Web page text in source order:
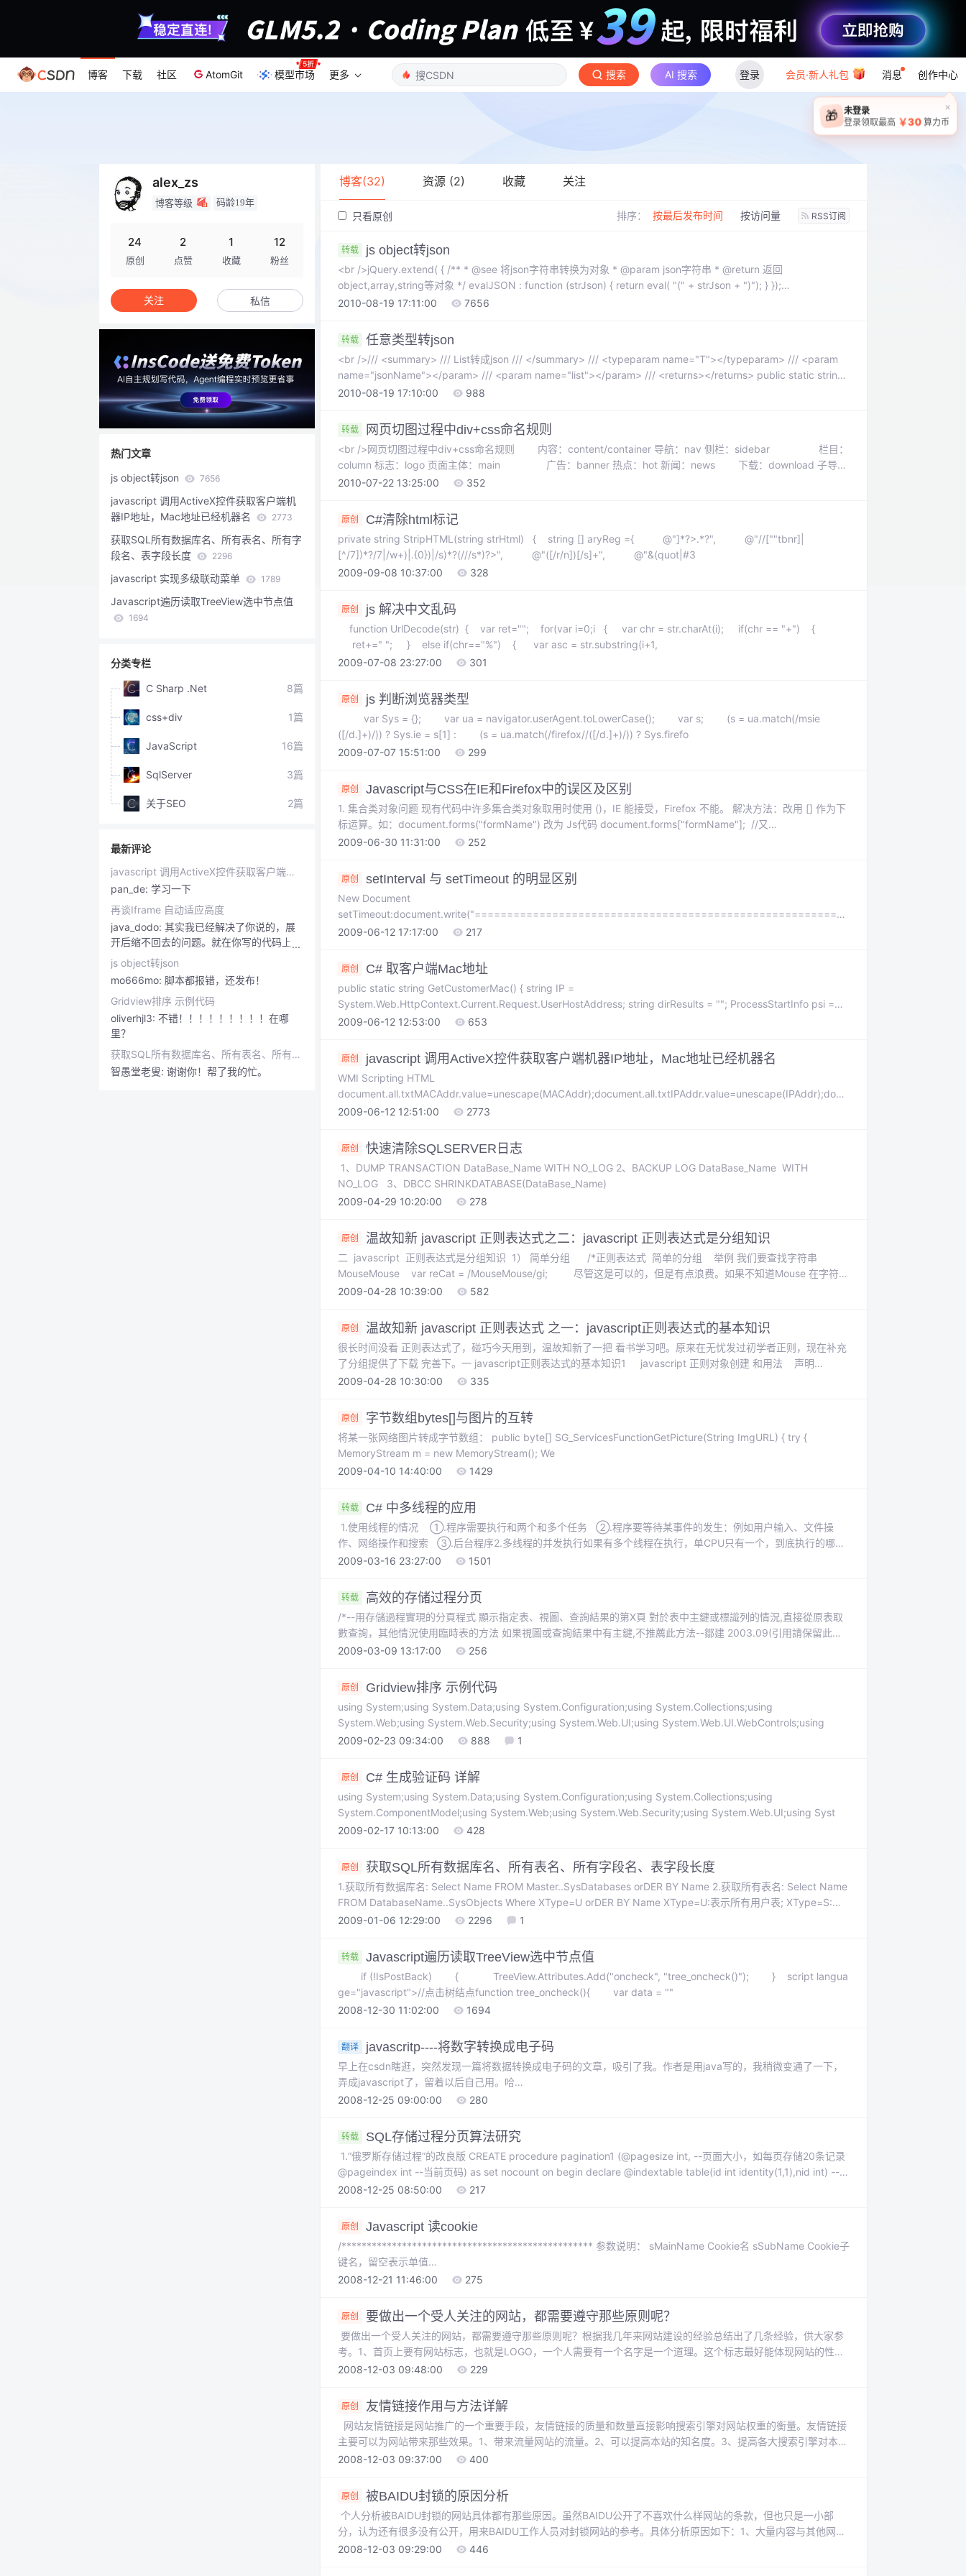
博客 下载 社区 AtomGit 模型市场 更多 搜索 AI 搜索 登录 会员·新人礼包 消息 创作中心
×
🎁 未登录
登录领取最高 ￥30 算力币
博客(32) 资源 (2) 收藏 关注
只看原创 排序： 按最后发布时间 按访问量 RSS订阅
转载 js object转json
<br />jQuery.extend( { /** * @see 将json字符串转换为对象 * @param json字符串 * @return 返回
object,array,string等对象 */ evalJSON : function (strJson) { return eval( "(" + strJson + ")"); } });
jQuery.extend( { /** * @see
2010-08-19 17:11:00 7656
转载 任意类型转json
<br />/// <summary> /// List转成json /// </summary> /// <typeparam name="T"></typeparam> /// <param
name="jsonName"></param> /// <param name="list"></param> /// <returns></returns> public static string
ListToJson<T>(IList<T> list
2010-08-19 17:10:00 988
转载 网页切图过程中div+css命名规则
<br />网页切图过程中div+css命名规则 内容：content/container 导航：nav 侧栏：sidebar 栏目：
column 标志：logo 页面主体：main 广告：banner 热点：hot 新闻：news 下载：download 子导
航：subnav 菜单：menu 搜索：search 页脚：footer 滚动：scroll 版权：copyright 友情链接：friendlink
2010-07-22 13:25:00 352
原创 C#清除html标记
private string StripHTML(string strHtml) { string [] aryReg ={ @"]*?>.*?", @"//[""tbnr]|
[^/7])*?/7|/w+)|.{0})|/s)*?(///s*)?>", @"([/r/n])[/s]+", @"&(quot|#3
2009-09-08 10:37:00
328
原创 js 解决中文乱码
function UrlDecode(str) { var ret=""; for(var i=0;i { var chr = str.charAt(i); if(chr == "+") {
ret+=" "; } else if(chr=="%") { var asc = str.substring(i+1,
2009-07-08 23:27:00
301
原创 js 判断浏览器类型
var Sys = {}; var ua = navigator.userAgent.toLowerCase(); var s; (s = ua.match(/msie
([/d.]+)/)) ? Sys.ie = s[1] : (s = ua.match(/firefox//([/d.]+)/)) ? Sys.firefo
2009-07-07 15:51:00
299
原创 Javascript与CSS在IE和Firefox中的误区及区别
1. 集合类对象问题 现有代码中许多集合类对象取用时使用 ()，IE 能接受，Firefox 不能。 解决方法：改用 [] 作为下
标运算。如：document.forms("formName") 改为 Js代码 document.forms["formName"]; //又
如： document.getElementsByName("inputName")(1);
2009-06-30 11:31:00 252
原创 setInterval 与 setTimeout 的明显区别
New Document
setTimeout:document.write("==========================================================
==============================")setInterval:<!--function showTime()
2009-06-12 17:17:00 217
原创 C# 取客户端Mac地址
public static string GetCustomerMac() { string IP =
System.Web.HttpContext.Current.Request.UserHostAddress; string dirResults = ""; ProcessStartInfo psi =
new Process
2009-06-12 12:53:00 653
原创 javascript 调用ActiveX控件获取客户端机器IP地址，Mac地址已经机器名
WMI Scripting HTML
document.all.txtMACAddr.value=unescape(MACAddr);document.all.txtIPAddr.value=unescape(IPAddr);docu
ment.all.txtDNSName.value=unescape(sDNSName);if(objObject.IPEna
2009-06-12 12:51:00 2773
原创 快速清除SQLSERVER日志
1、DUMP TRANSACTION DataBase_Name WITH NO_LOG 2、BACKUP LOG DataBase_Name WITH
NO_LOG 3、DBCC SHRINKDATABASE(DataBase_Name)
2009-04-29 10:20:00
278
原创 温故知新 javascript 正则表达式之二：javascript 正则表达式是分组知识
二 javascript 正则表达式是分组知识 1） 简单分组 /*正则表达式 简单的分组 举例 我们要查找字符串
MouseMouse var reCat = /MouseMouse/gi; 尽管这是可以的，但是有点浪费。如果不知道Mouse 在字符串
中到底出现几次时该怎么办，如果重复多次呢。 var reCat = /(m
2009-04-28 10:39:00 582
原创 温故知新 javascript 正则表达式 之一：javascript正则表达式的基本知识
很长时间没看 正则表达式了，碰巧今天用到，温故知新了一把 看书学习吧。原来在无忧发过初学者正则，现在补充
了分组提供了下载 完善下。一 javascript正则表达式的基本知识1 javascript 正则对象创建 和用法 声明
javascript 正则表达式 var reCat = new RegExp("cat"); 你也可以 var reCat
2009-04-28 10:30:00 335
原创 字节数组bytes[]与图片的互转
将某一张网络图片转成字节数组： public byte[] SG_ServicesFunctionGetPicture(String ImgURL) { try {
MemoryStream m = new MemoryStream(); We
2009-04-10 14:40:00
1429
转载 C# 中多线程的应用
1.使用线程的情况 ①.程序需要执行和两个和多个任务 ②.程序要等待某事件的发生：例如用户输入、文件操
作、网络操作和搜索 ③.后台程序2.多线程的并发执行如果有多个线程在执行，单CPU只有一个，到底执行的哪
个？①.如果一个线程连续占用CPU资源时间过长，其它的资源得不到执行， 则系统会强制的切换执行其它线
2009-03-16 23:27:00 1501
转载 高效的存储过程分页
/*--用存儲過程實現的分頁程式 顯示指定表、視圖、查詢結果的第X頁 對於表中主鍵或標識列的情況,直接從原表取
數查詢，其他情況使用臨時表的方法 如果視圖或查詢結果中有主鍵,不推薦此方法--鄒建 2003.09(引用請保留此資
訊)--*//**//*--調用示例 select top 20 * from product_schedule where brand=oemexec p
2009-03-09 13:17:00 256
原创 Gridview排序 示例代码
using System;using System.Data;using System.Configuration;using System.Collections;using
System.Web;using System.Web.Security;using System.Web.UI;using System.Web.UI.WebControls;using
2009-02-23 09:34:00
888 1
原创 C# 生成验证码 详解
using System;using System.Data;using System.Configuration;using System.Collections;using
System.ComponentModel;using System.Web;using System.Web.Security;using System.Web.UI;using Syst
2009-02-17 10:13:00
428
原创 获取SQL所有数据库名、所有表名、所有字段名、表字段长度
1.获取所有数据库名: Select Name FROM Master..SysDatabases orDER BY Name 2.获取所有表名: Select Name
FROM DatabaseName..SysObjects Where XType=U orDER BY Name XType=U:表示所有用户表; XType=S:表
示所有系统表; 3.获取所有字段名: Selec
2009-01-06 12:29:00 2296 1
转载 Javascript遍历读取TreeView选中节点值
if (!IsPostBack) { TreeView.Attributes.Add("oncheck", "tree_oncheck()"); } script langua
ge="javascript">//点击树结点function tree_oncheck(){ var data = ""
2008-12-30 11:02:00
1694
翻译 javascritp----将数字转换成电子码
早上在csdn瞎逛，突然发现一篇将数据转换成电子码的文章，吸引了我。作者是用java写的，我稍微变通了一下，
弄成javascript了，留着以后自己用。哈
哈"text/javascript">function get(i) { var graph = ""; if (i != 1 && i != 4) { graph = graph + " _"; }
2008-12-25 09:00:00 280
转载 SQL存储过程分页算法研究
1.“俄罗斯存储过程”的改良版 CREATE procedure pagination1 (@pagesize int, --页面大小，如每页存储20条记录
@pageindex int --当前页码) as set nocount on begin declare @indextable table(id int identity(1,1),nid int) --定
义表变量 declare @
2008-12-25 08:50:00 217
原创 Javascript 读cookie
/************************************************** 参数说明： sMainName Cookie名 sSubName Cookie子
键名，留空表示单值
Cookie **************************************************/ function GetCookie(sMainNa
2008-12-21 11:46:00 275
原创 要做出一个受人关注的网站，都需要遵守那些原则呢？
要做出一个受人关注的网站，都需要遵守那些原则呢？根据我几年来网站建设的经验总结出了几条经验，供大家参
考。1、首页上要有网站标志，也就是LOGO，一个人需要有一个名字是一个道理。这个标志最好能体现网站的性
质，让用户留下印象，能够留下一些老用户。2、TITLE和MATE是必须要写的，能够做好这两项，就等于把你的网
2008-12-03 09:48:00 229
原创 友情链接作用与方法详解
网站友情链接是网站推广的一个重要手段，友情链接的质量和数量直接影响搜索引擎对网站权重的衡量。友情链接
主要可以为网站带来那些效果。1、带来流量网站的流量。2、可以提高本站的知名度。3、提高各大搜索引擎对本站
的权重。以上3点是成功的友情链接可以达到的效果。何为成功，何为失败呢？一、链接的网站与本站内容没有任何
2008-12-03 09:37:00 400
原创 被BAIDU封锁的原因分析
个人分析被BAIDU封锁的网站具体都有那些原因。虽然BAIDU公开了不喜欢什么样网站的条款，但也只是一小部
分，认为还有很多没有公开，用来BAIDU工作人员对封锁网站的参考。具体分析原因如下：1、大量内容与其他网站
的内容雷同，并且都是复制自互联网上的高度重复性的内容。2、网站内部存在大量的链出链接，分析同本网站链接
2008-12-03 09:29:00 446
alex_zs
博客等级 码龄19年
24
原创
2
点赞
1
收藏
12
粉丝
关注 私信
热门文章
js object转json 7656
javascript 调用ActiveX控件获取客户端机
器IP地址，Mac地址已经机器名
2773
获取SQL所有数据库名、所有表名、所有字
段名、表字段长度
2296
javascript 实现多级联动菜单 1789
Javascript遍历读取TreeView选中节点值
1694
分类专栏
C Sharp .Net 8篇
css+div 1篇
JavaScript 16篇
SqlServer 3篇
关于SEO 2篇
最新评论
javascript 调用ActiveX控件获取客户端机器IP地址，Mac地址已经机器名
pan_de: 学习一下
再谈Iframe 自动适应高度
java_dodo: 其实我已经解决了你说的，展
开后缩不回去的问题。就在你写的代码上改
一个属性就可以。。呵呵。
js object转json
mo666mo: 脚本都报错，还发布！
Gridview排序 示例代码
oliverhjl3: 不错！！！！！！！！！在哪
里？
获取SQL所有数据库名、所有表名、所有字段名、表字段长度
智愚堂老叟: 谢谢你！帮了我的忙。